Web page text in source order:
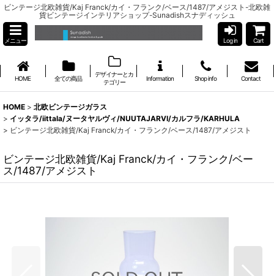
ビンテージ北欧雑貨/Kaj Franck/カイ・フランク/ベース/1487/アメジスト-北欧雑
貨ビンテージインテリアショップ-Sunadishスナディッシュ
メニュー Log in Cart
HOME 全ての商品
デザイナーとカ
テゴリー
Information Shop info Contact
HOME > 北欧ビンテージガラス
> イッタラ/iittala/ヌータヤルヴィ/NUUTAJARVI/カルフラ/KARHULA
> ビンテージ北欧雑貨/Kaj Franck/カイ・フランク/ベース/1487/アメジスト
ビンテージ北欧雑貨/Kaj Franck/カイ・フランク/ベー
ス/1487/アメジスト